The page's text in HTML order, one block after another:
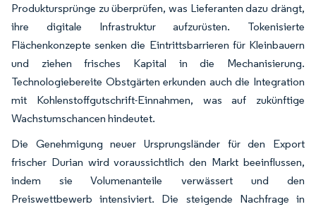
Produktursprünge zu überprüfen, was Lieferanten dazu drängt,
ihre digitale Infrastruktur aufzurüsten. Tokenisierte
Flächenkonzepte senken die Eintrittsbarrieren für Kleinbauern
und ziehen frisches Kapital in die Mechanisierung.
Technologiebereite Obstgärten erkunden auch die Integration
mit Kohlenstoffgutschrift-Einnahmen, was auf zukünftige
Wachstumschancen hindeutet.
Die Genehmigung neuer Ursprungsländer für den Export
frischer Durian wird voraussichtlich den Markt beeinflussen,
indem sie Volumenanteile verwässert und den
Preiswettbewerb intensiviert. Die steigende Nachfrage in